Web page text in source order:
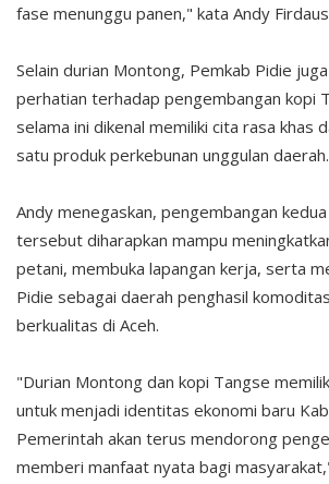
fase menunggu panen," kata Andy
Selain durian Montong, Pemkab Pidie
perhatian terhadap pengembangan kopi
selama ini dikenal memiliki cita rasa khas
satu produk perkebunan unggulan daerah.
Andy menegaskan, pengembangan
tersebut diharapkan mampu
petani, membuka lapangan kerja, serta
Pidie sebagai daerah penghasil
berkualitas di Aceh.
"Durian Montong dan kopi Tangse
untuk menjadi identitas ekonomi baru
Pemerintah akan terus mendorong
memberi manfaat nyata bagi